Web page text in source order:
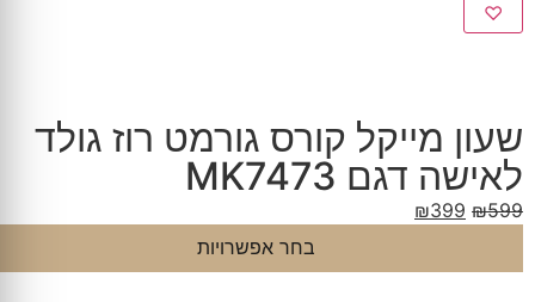
♡
שעון מייקל קורס גורמט רוז גולד
לאישה דגם MK7473
₪599
₪399
בחר אפשרויות